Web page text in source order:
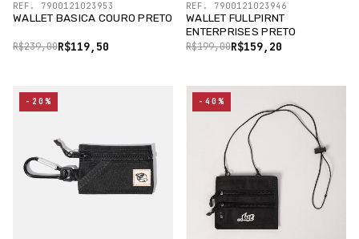
WALLET BASICA COURO PRETO
R$119,50
R$239,00
REF. 7900121023953
WALLET FULLPIRNT
ENTERPRISES PRETO
R$159,20
R$199,00
REF. 7900121023946
-20% -40%